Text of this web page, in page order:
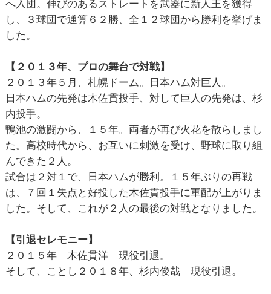
へ入団。伸びのあるストレートを武器に新人王を獲得
し、３球団で通算６２勝、全１２球団から勝利を挙げま
した。
【２０１３年、プロの舞台で対戦】
２０１３年５月、札幌ドーム。日本ハム対巨人。
日本ハムの先発は木佐貫投手、対して巨人の先発は、杉
内投手。
鴨池の激闘から、１５年。両者が再び火花を散らしまし
た。高校時代から、お互いに刺激を受け、野球に取り組
んできた２人。
試合は２対１で、日本ハムが勝利。１５年ぶりの再戦
は、７回１失点と好投した木佐貫投手に軍配が上がりま
した。そして、これが２人の最後の対戦となりました。
【引退セレモニー】
２０１５年 木佐貫洋 現役引退。
そして、ことし２０１８年、杉内俊哉 現役引退。